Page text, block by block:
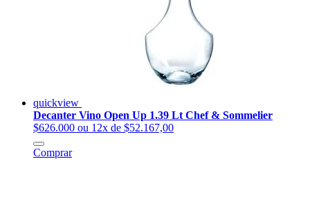
quickview
Decanter Vino Open Up 1.39 Lt Chef & Sommelier
$626.000 ou 12x de $52.167,00
Comprar